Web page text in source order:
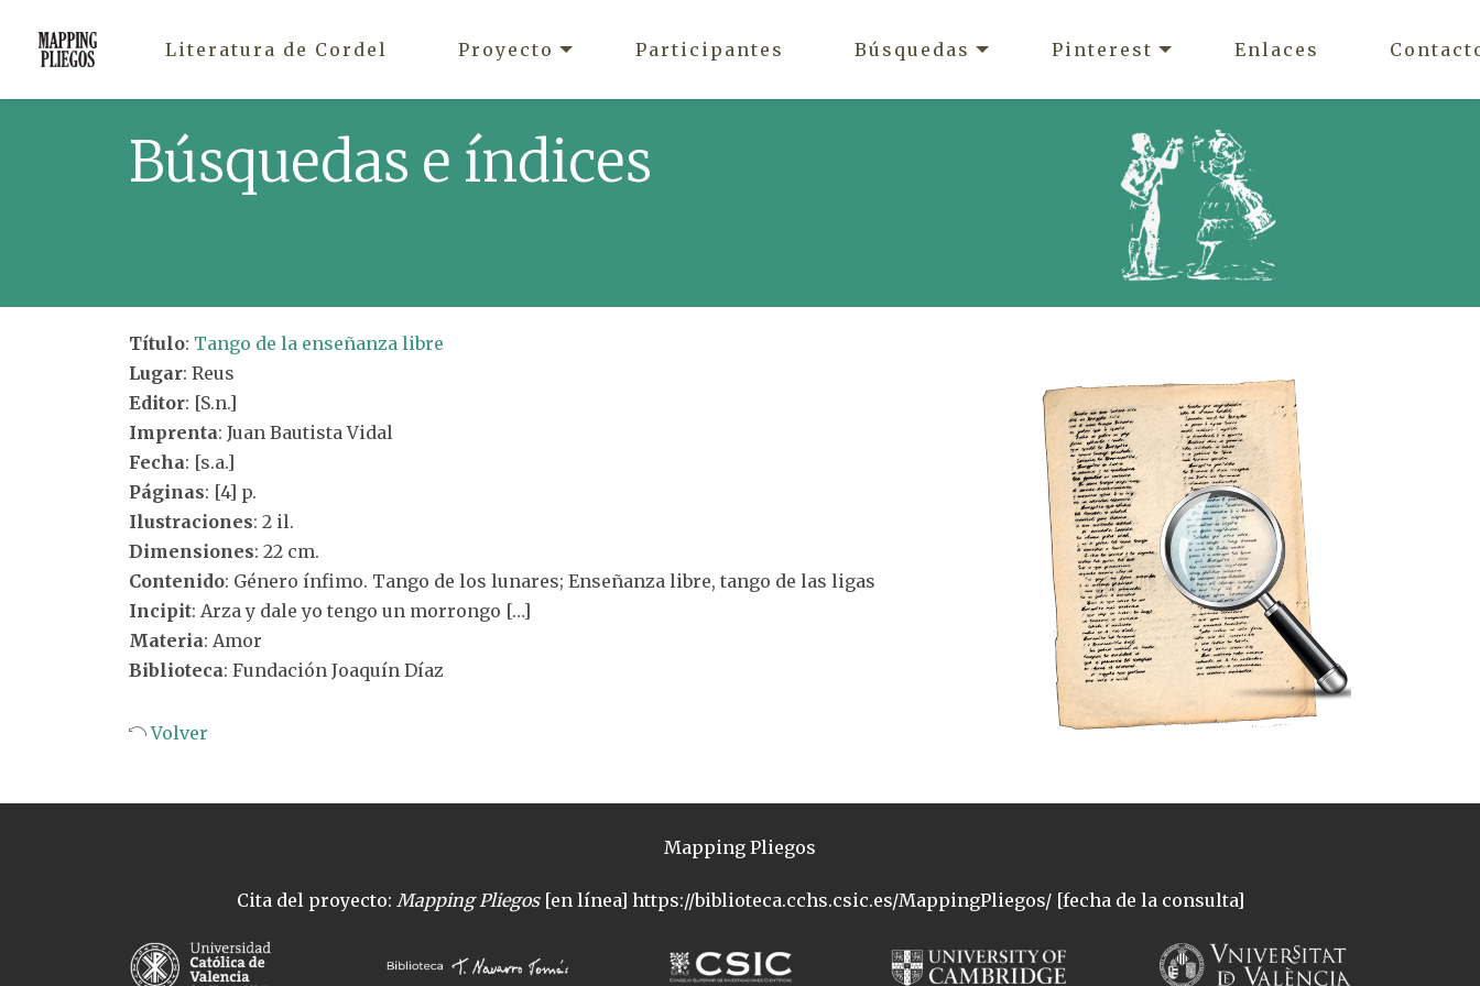
Literatura de Cordel Proyecto Participantes Búsquedas Pinterest Enlaces
Búsquedas e índices
Título: Tango de la enseñanza libre
Lugar: Reus
Editor: [S.n.]
Imprenta: Juan Bautista Vidal
Fecha: [s.a.]
Páginas: [4] p.
Ilustraciones: 2 il.
Dimensiones: 22 cm.
Contenido: Género ínfimo. Tango de los lunares; Enseñanza libre, tango de las ligas
Incipit: Arza y dale yo tengo un morrongo […]
Materia: Amor
Biblioteca: Fundación Joaquín Díaz
Volver
Mapping Pliegos
Cita del proyecto: Mapping Pliegos[en línea] https://biblioteca.cchs.csic.es/MappingPliegos/ [fecha de la consulta]